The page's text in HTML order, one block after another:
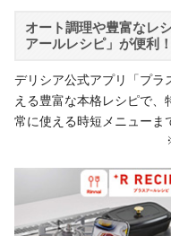
オート調理や豊富なレ
アールレシピ」が便利！
デリシア公式アプリ「プ
える豊富な本格レシピで、
常に使える時短メニューま